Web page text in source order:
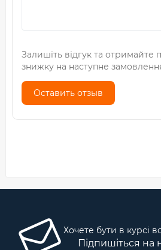
Залишіть відгук та отримайте
знижку на наступне
Оставить отзыв
Хочете бути в курсі
Підпишіться на